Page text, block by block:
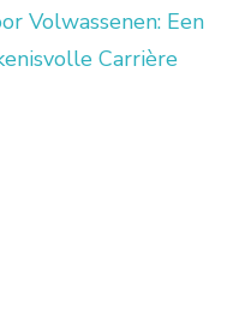
Volwassenen: Een
Carrière